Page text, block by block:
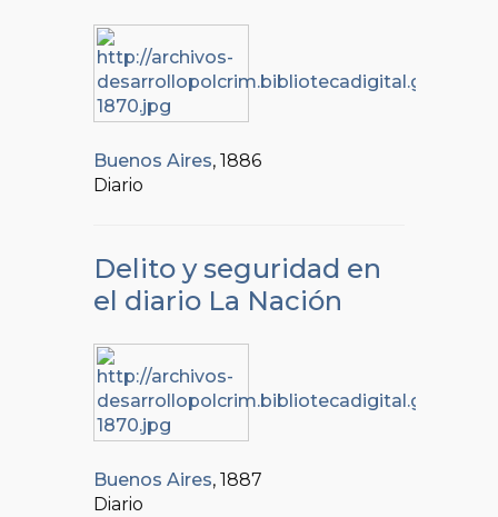
Buenos Aires, 1886
Diario
Delito y seguridad en
el diario La Nación
Buenos Aires, 1887
Diario